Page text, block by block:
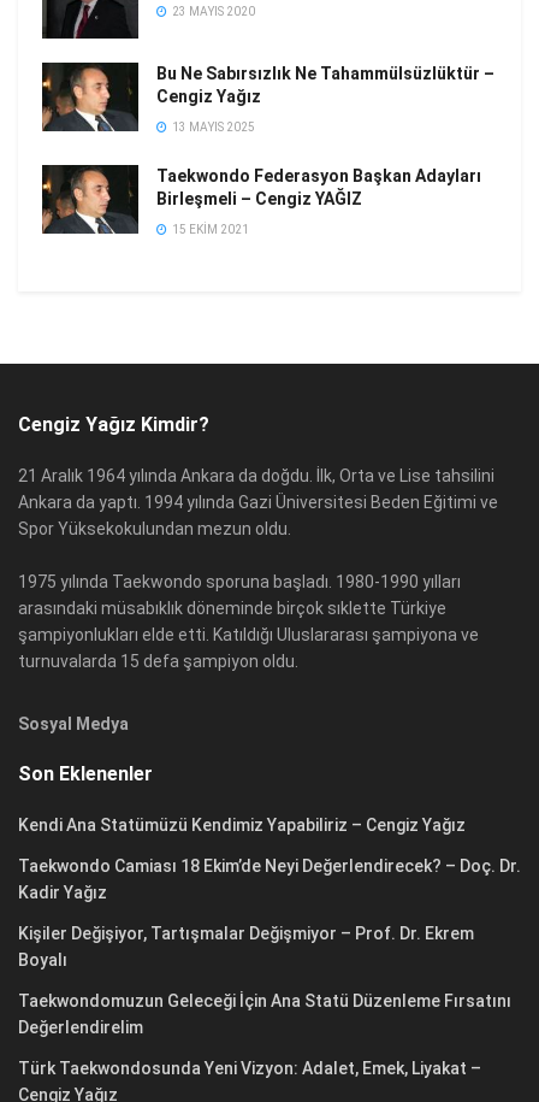
23 MAYIS 2020
Bu Ne Sabırsızlık Ne Tahammülsüzlüktür –
Cengiz Yağız
13 MAYIS 2025
Taekwondo Federasyon Başkan Adayları
Birleşmeli – Cengiz YAĞIZ
15 EKIM 2021
Cengiz Yağız Kimdir?
21 Aralık 1964 yılında Ankara da doğdu. İlk, Orta ve Lise tahsilini
Ankara da yaptı. 1994 yılında Gazi Üniversitesi Beden Eğitimi ve
Spor Yüksekokulundan mezun oldu.
1975 yılında Taekwondo sporuna başladı. 1980-1990 yılları
arasındaki müsabıklık döneminde birçok sıklette Türkiye
şampiyonlukları elde etti. Katıldığı Uluslararası şampiyona ve
turnuvalarda 15 defa şampiyon oldu.
Sosyal Medya
Son Eklenenler
Kendi Ana Statümüzü Kendimiz Yapabiliriz – Cengiz Yağız
Taekwondo Camiası 18 Ekim’de Neyi Değerlendirecek? – Doç. Dr.
Kadir Yağız
Kişiler Değişiyor, Tartışmalar Değişmiyor – Prof. Dr. Ekrem
Boyalı
Taekwondomuzun Geleceği İçin Ana Statü Düzenleme Fırsatını
Değerlendirelim
Türk Taekwondosunda Yeni Vizyon: Adalet, Emek, Liyakat –
Cengiz Yağız